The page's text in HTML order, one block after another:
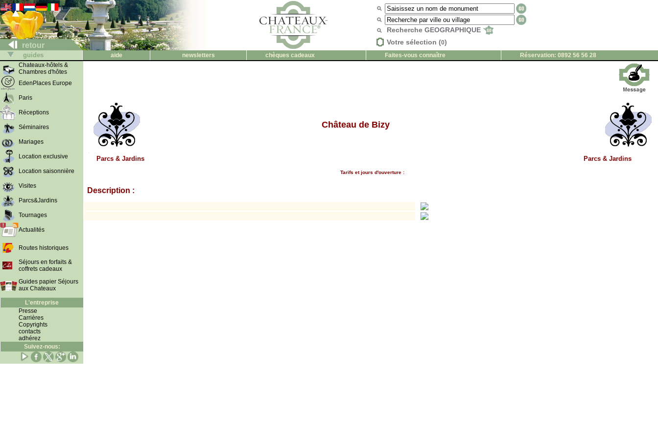
retour
Recherche GEOGRAPHIQUE
Votre sélection (0)
guides aide newsletters chèques cadeaux Faites-vous connaître
Réservation: 0892 56 56 28
Chateaux-hôtels &
Chambres d'hôtes
EdenPlaces Europe
Paris
Réceptions
Séminaires
Mariages
Location exclusive
Location saisonnière
Visites
Parcs&Jardins
Tournages
Actualités
Routes historiques
Séjours en forfaits &
coffrets cadeaux
Guides papier Séjours
aux Chateaux
L'entreprise
Presse
Carrières
Copyrights
contacts
adhérez
Suivez-nous:
Château de Bizy
Parcs & Jardins Parcs & Jardins
Tarifs et jours d'ouverture :
Description :